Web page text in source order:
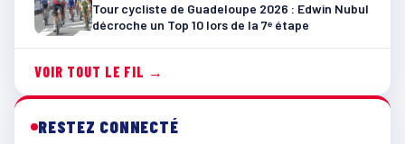
Tour cycliste de Guadeloupe 2026 : Edwin Nubul
décroche un Top 10 lors de la 7ᵉ étape
VOIR TOUT LE FIL →
RESTEZ CONNECTÉ